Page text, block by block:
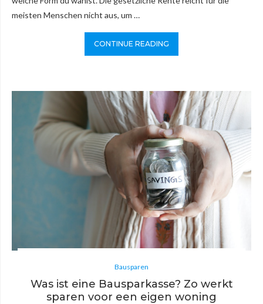
meisten Menschen nicht aus, um …
CONTINUE READING
Bausparen
Was ist eine Bausparkasse? Zo werkt
sparen voor een eigen woning